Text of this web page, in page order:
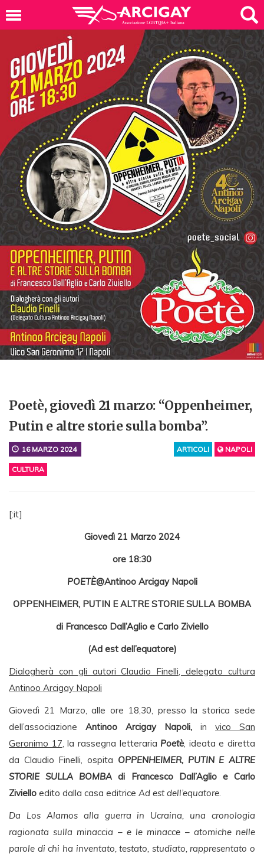
Poetè, giovedì 21 marzo: “Oppenheimer,
Putin e altre storie sulla bomba”.
ARTICOLI NAPOLI
16 MARZO 2024
CULTURA
[:it]
Giovedì 21 Marzo 2024
ore 18:30
POETÈ@Antinoo Arcigay Napoli
OPPENHEIMER, PUTIN E ALTRE STORIE SULLA BOMBA
di Francesco Dall’Aglio e Carlo Ziviello
(Ad est dell’equatore)
Dialogherà con gli autori Claudio Finelli, delegato cultura
Antinoo Arcigay Napoli
Giovedì 21 Marzo, alle ore 18,30, presso la storica sede
dell’associazione Antinoo Arcigay Napoli, in vico San
Geronimo 17 , la rassegna letteraria Poetè , ideata e diretta
da Claudio Finelli, ospita OPPENHEIMER, PUTIN E ALTRE
STORIE SULLA BOMBAdi Francesco Dall’Aglio e Carlo
Ziviello edito dalla casa editrice Ad est dell’equatore
Da Los Alamos alla guerra in Ucraina, una cronologia
ragionata sulla minaccia – e le minacce – atomiche nelle
parole di chi ha inventato, testato, studiato, rappresentato o